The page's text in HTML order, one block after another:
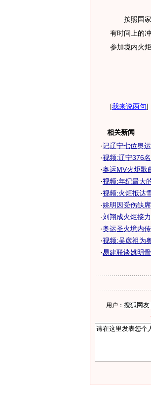
按照国家
有时间上的
参加境内火
[我来说两句]
相关新闻
·记辽宁七位奥
·视频:辽宁376
·奥运MV火炬歌
·视频:年纪最大
·视频:火炬抵达
·姚明因受伤缺
·刘翔成火炬接
·奥运圣火境内
·视频:吴彦祖为
·易建联谈姚明
用户：